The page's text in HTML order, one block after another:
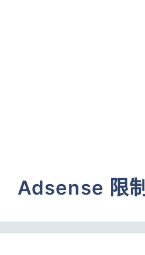
Adsense 限